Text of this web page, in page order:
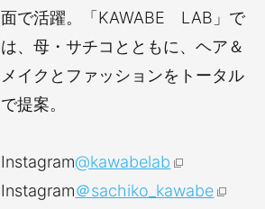
面で活躍。「KAWABE LAB」で
は、母・サチコとともに、ヘア＆
メイクとファッションをトータル
で提案。
Instagram@kawabelab
Instagram＠sachiko_kawabe